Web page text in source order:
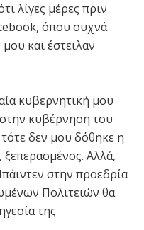
λίγες μέρες πριν
όπου συχνά
και έστειλαν
κυβερνητική μου
κυβέρνηση του
δεν μου δόθηκε η
Αλλά,
στην προεδρία
Πολιτειών θα
της